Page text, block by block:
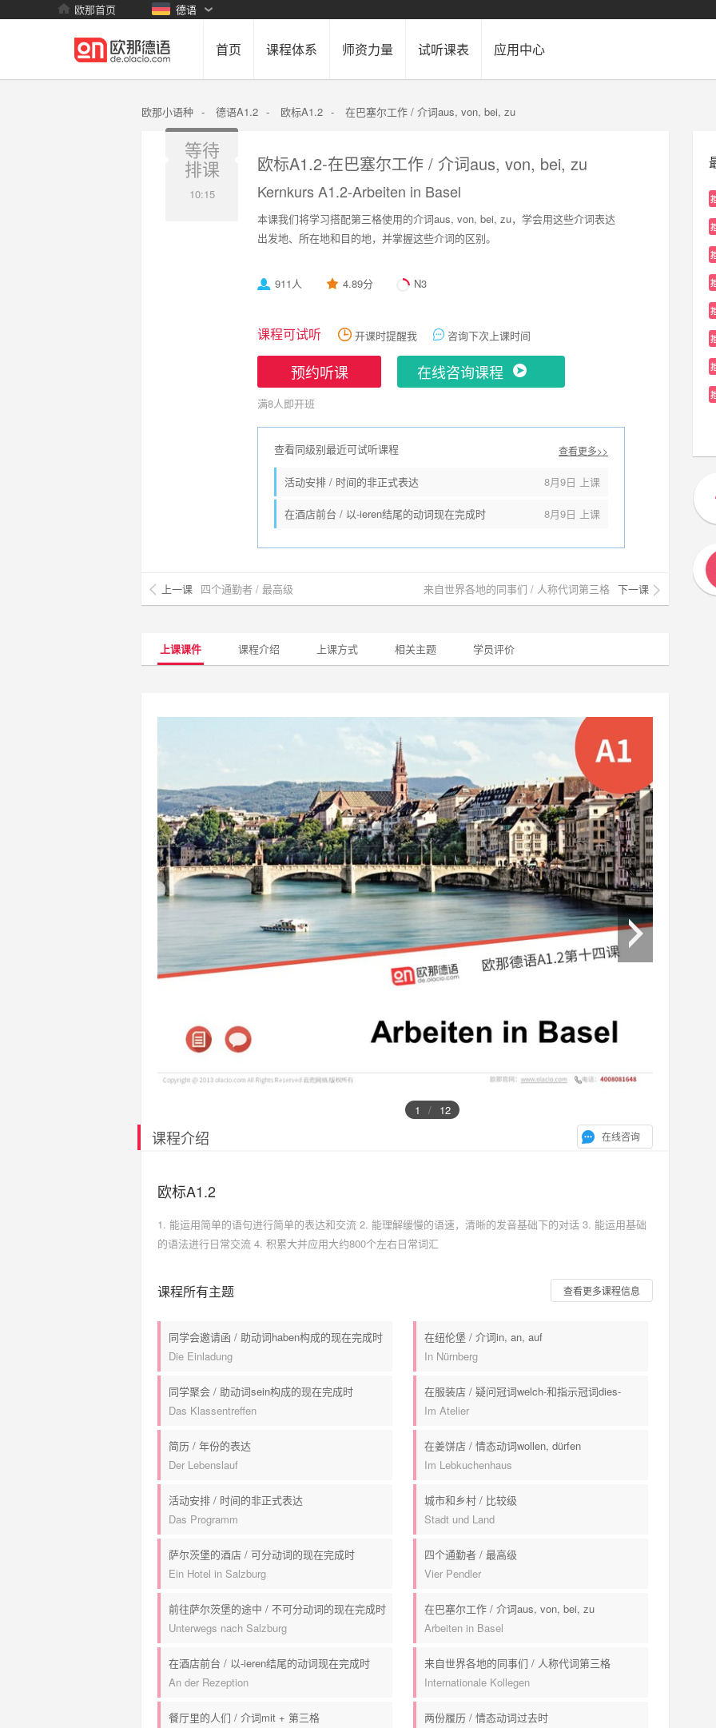
欧那首页 德语
首页 课程体系 师资力量 试听课表 应用中心
欧那小语种 - 德语A1.2 - 欧标A1.2 - 在巴塞尔工作 / 介词aus, von, bei, zu
等待
排课
10:15
欧标A1.2-在巴塞尔工作 / 介词aus, von, bei, zu
Kernkurs A1.2-Arbeiten in Basel
本课我们将学习搭配第三格使用的介词aus, von, bei, zu，学会用这些介词表达
出发地、所在地和目的地，并掌握这些介词的区别。
911人 4.89分 N3
课程可试听 开课时提醒我 咨询下次上课时间
预约听课 在线咨询课程
满8人即开班
查看同级别最近可试听课程 查看更多>>
活动安排 / 时间的非正式表达 8月9日 上课
在酒店前台 / 以-ieren结尾的动词现在完成时 8月9日 上课
上一课 四个通勤者 / 最高级 来自世界各地的同事们 / 人称代词第三格 下一课
上课课件 课程介绍 上课方式 相关主题 学员评价
1 / 12
课程介绍 在线咨询
欧标A1.2
1. 能运用简单的语句进行简单的表达和交流 2. 能理解缓慢的语速，清晰的发音基础下的对话 3. 能运用基础
的语法进行日常交流 4. 积累大并应用大约800个左右日常词汇
课程所有主题 查看更多课程信息
同学会邀请函 / 助动词haben构成的现在完成时
Die Einladung
同学聚会 / 助动词sein构成的现在完成时
Das Klassentreffen
简历 / 年份的表达
Der Lebenslauf
活动安排 / 时间的非正式表达
Das Programm
萨尔茨堡的酒店 / 可分动词的现在完成时
Ein Hotel in Salzburg
前往萨尔茨堡的途中 / 不可分动词的现在完成时
Unterwegs nach Salzburg
在酒店前台 / 以-ieren结尾的动词现在完成时
An der Rezeption
餐厅里的人们 / 介词mit + 第三格
在纽伦堡 / 介词in, an, auf
In Nürnberg
在服装店 / 疑问冠词welch-和指示冠词dies-
Im Atelier
在姜饼店 / 情态动词wollen, dürfen
Im Lebkuchenhaus
城市和乡村 / 比较级
Stadt und Land
四个通勤者 / 最高级
Vier Pendler
在巴塞尔工作 / 介词aus, von, bei, zu
Arbeiten in Basel
来自世界各地的同事们 / 人称代词第三格
Internationale Kollegen
两份履历 / 情态动词过去时